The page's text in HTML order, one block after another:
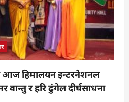
आज हिमालयन इन्टरनेशनल
वान्तु र हरि ढुंगेल दीर्घसाधना